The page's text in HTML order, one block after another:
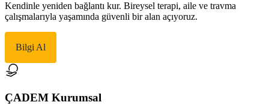
Kendinle yeniden bağlantı kur. Bireysel terapi, aile ve travma
çalışmalarıyla yaşamında güvenli bir alan açıyoruz.
Bilgi Al
ÇADEM Kurumsal